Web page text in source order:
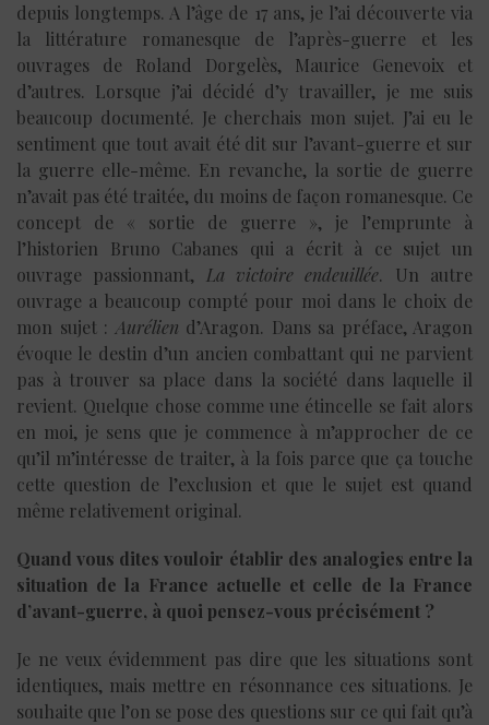
depuis longtemps. A l’âge de 17 ans, je l’ai découverte via
la littérature romanesque de l’après-guerre et les
ouvrages de Roland Dorgelès, Maurice Genevoix et
d’autres. Lorsque j’ai décidé d’y travailler, je me suis
beaucoup documenté. Je cherchais mon sujet. J’ai eu le
sentiment que tout avait été dit sur l’avant-guerre et sur
la guerre elle-même. En revanche, la sortie de guerre
n’avait pas été traitée, du moins de façon romanesque. Ce
concept de « sortie de guerre », je l’emprunte à
l’historien Bruno Cabanes qui a écrit à ce sujet un
ouvrage passionnant, La victoire endeuillée. Un autre
ouvrage a beaucoup compté pour moi dans le choix de
mon sujet : Aurélien d’Aragon. Dans sa préface, Aragon
évoque le destin d’un ancien combattant qui ne parvient
pas à trouver sa place dans la société dans laquelle il
revient. Quelque chose comme une étincelle se fait alors
en moi, je sens que je commence à m’approcher de ce
qu’il m’intéresse de traiter, à la fois parce que ça touche
cette question de l’exclusion et que le sujet est quand
même relativement original.
Quand vous dites vouloir établir des analogies entre la
situation de la France actuelle et celle de la France
d’avant-guerre, à quoi pensez-vous précisément ?
Je ne veux évidemment pas dire que les situations sont
identiques, mais mettre en résonnance ces situations. Je
souhaite que l’on se pose des questions sur ce qui fait qu’à